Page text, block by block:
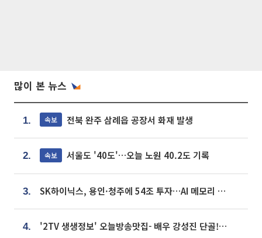
많이 본 뉴스
1. 속보 전북 완주 삼례읍 공장서 화재 발생
2. 속보 서울도 '40도'…오늘 노원 40.2도 기록
3. SK하이닉스, 용인·청주에 54조 투자…AI 메모리 생산기지 키운다
4. '2TV 생생정보' 오늘방송맛집- 배우 강성진 단골! 쌀국수ㆍ푸팟퐁 커리 맛집 '블○○○'